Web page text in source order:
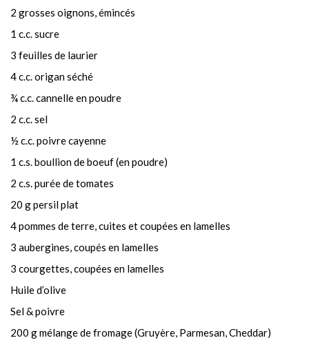
2 grosses oignons, émincés
1 c.c. sucre
3 feuilles de laurier
4 c.c. origan séché
¾ c.c. cannelle en poudre
2 c.c. sel
½ c.c. poivre cayenne
1 c.s. boullion de boeuf (en poudre)
2 c.s. purée de tomates
20 g persil plat
4 pommes de terre, cuites et coupées en lamelles
3 aubergines, coupés en lamelles
3 courgettes, coupées en lamelles
Huile d’olive
Sel & poivre
200 g mélange de fromage (Gruyère, Parmesan, Cheddar)